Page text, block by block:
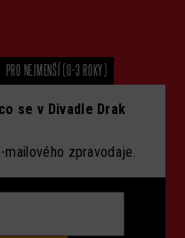
PRO NEJMENŠÍ (0-3 ROKY)
se v Divadle Drak
zpravodaje.